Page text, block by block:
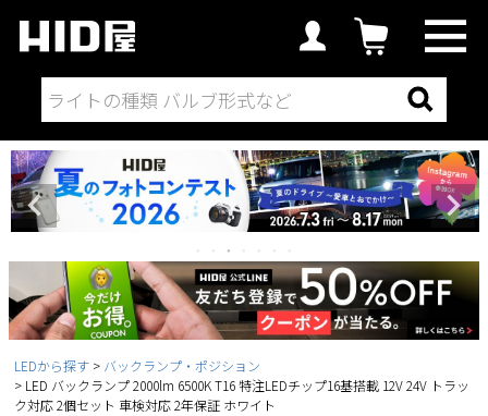
LEDから探す
バックランプ・ポジション
LED バックランプ 2000lm 6500K T16 特注LEDチップ16基搭載 12V 24V トラッ
ク対応 2個セット 車検対応 2年保証 ホワイト